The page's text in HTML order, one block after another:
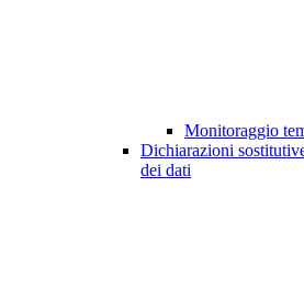
Monitoraggio
Dichiarazioni
dei dati